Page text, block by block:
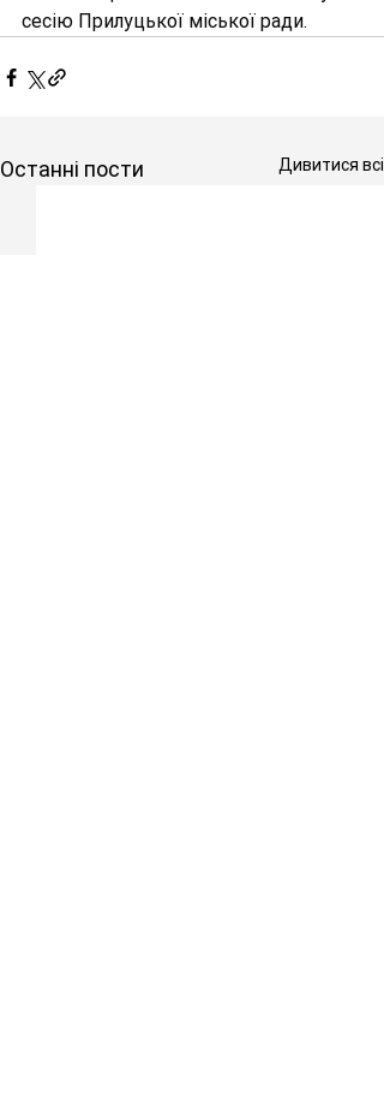
сесію Прилуцької міської ради.
Останні пости Дивитися всі